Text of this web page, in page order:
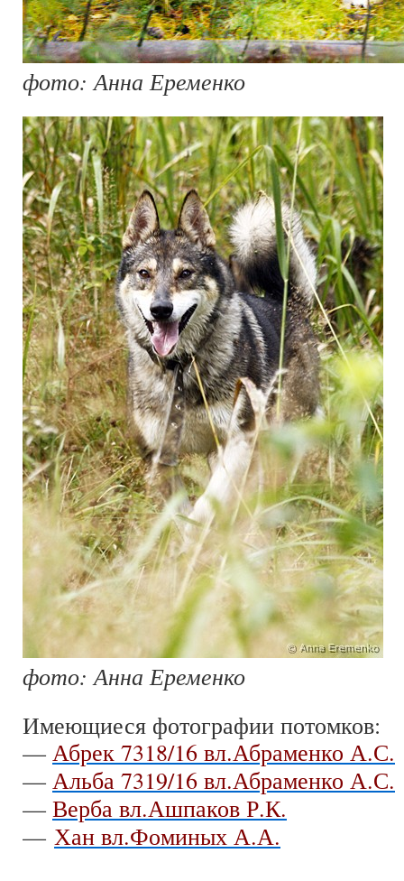
фото: Анна Еременко
фото: Анна Еременко
Имеющиеся фотографии потомков:
— Абрек 7318/16 вл.Абраменко А.С.
— Альба 7319/16 вл.Абраменко А.С.
— Верба вл.Ашпаков Р.К.
— Хан вл.Фоминых А.А.